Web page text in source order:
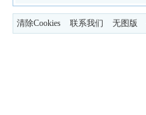
清除Cookies 联系我们 无图版